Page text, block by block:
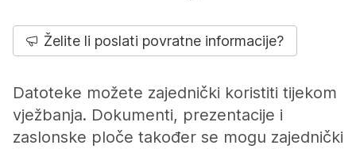
Želite li poslati povratne informacije?
Datoteke možete zajednički koristiti tijekom
vježbanja. Dokumenti, prezentacije i
zaslonske ploče također se mogu zajednički